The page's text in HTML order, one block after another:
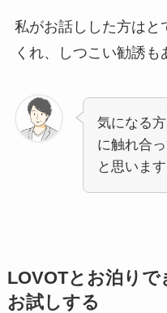
私がお話しした方はと
くれ、しつこい勧誘も
気になる
に触れ合
と思います
LOVOTとお泊り
お試しする